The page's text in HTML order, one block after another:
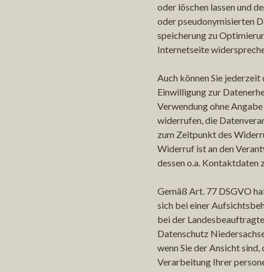
oder löschen lassen und
oder pseudonymisierten
speicherung zu
Internetseite
Auch können Sie
Einwilligung zur
Verwendung ohne
widerrufen, die
zum Zeitpunkt des
Widerruf ist an den
dessen o.a. Kontaktdaten
Gemäß Art. 77 DSGVO
sich bei einer
bei der
Datenschutz
wenn Sie der Ansicht sind,
Verarbeitung Ihrer